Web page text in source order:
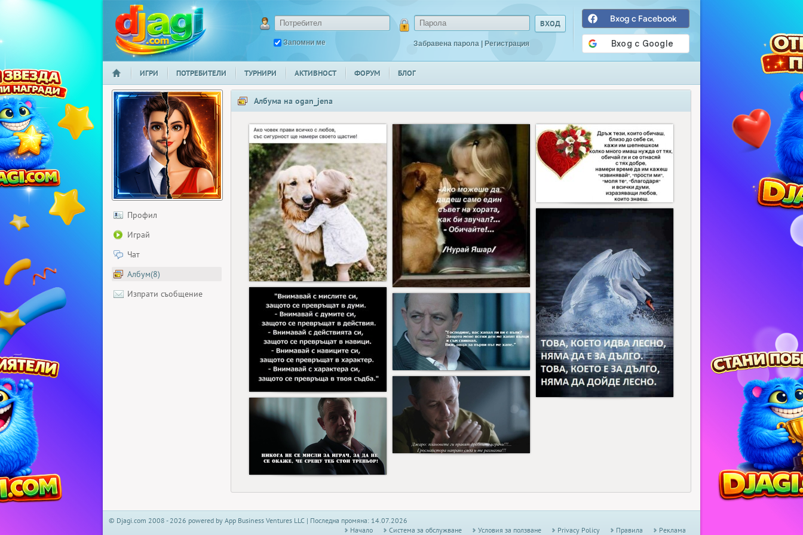
djagi.com
Запомни ме Забравена парола | Регистрация
Вход с Facebook
НАЧАЛО
ИГРИ ПОТРЕБИТЕЛИ ТУРНИРИ АКТИВНОСТ ФОРУМ БЛОГ
Профил
Играй
Чат
Албум(8)
Изпрати съобщение
Албума на ogan_jena
5
7
15
11
12
13
16
© Djagi.com 2008 - 2026 powered by App Business Ventures LLC | Последна промяна: 14.07.2026
Начало
Системa за обслужване Условия за ползване Privacy Policy Правила Реклама